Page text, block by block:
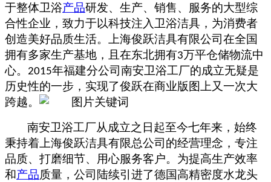
于整体卫浴产品研发、生产、销售、服务的大型综
合性企业，致力于以科技注入卫浴洁具， 为消费者
创造美好品质生活。 上海俊跃洁具有限公司在全国
拥有多家生产基地， 且在东北拥有3万平仓储物流中
心。 2015年福建分公司南安卫浴工厂的成立无疑是
历史性的一步，实现了俊跃在商业版图上又一次大
跨越。
南安卫浴工厂从成立之日起至今七年来，始终
秉持着上海俊跃洁具有限总公司的经营理念，专注
品质、打磨细节、用心服务客户。为提高生产效率
和产品质量，公司陆续引进了德国高精密度水龙头